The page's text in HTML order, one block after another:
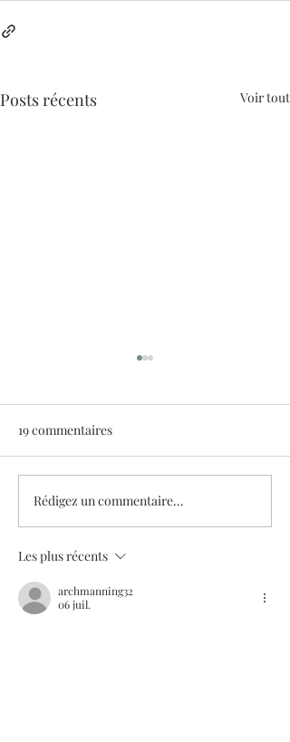
Posts récents Voir tout
Planches Contact Festival:
découvrez les travaux de
nos 4 résidents
19 commentaires
Rédigez un commentaire...
Les plus récents
archmanning32
06 juil.